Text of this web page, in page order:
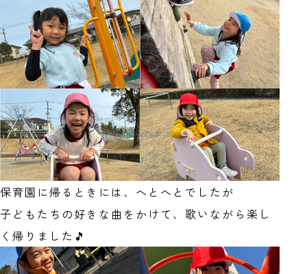
保育園に帰るときには、へとへとでしたが
子どもたちの好きな曲をかけて、歌いながら楽し
く帰りました🎵